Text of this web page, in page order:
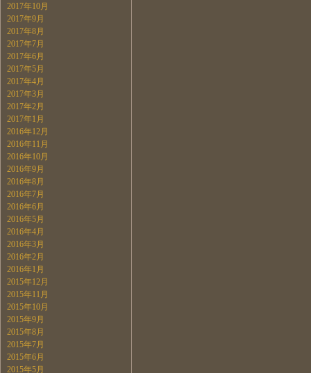
2017年10月
2017年9月
2017年8月
2017年7月
2017年6月
2017年5月
2017年4月
2017年3月
2017年2月
2017年1月
2016年12月
2016年11月
2016年10月
2016年9月
2016年8月
2016年7月
2016年6月
2016年5月
2016年4月
2016年3月
2016年2月
2016年1月
2015年12月
2015年11月
2015年10月
2015年9月
2015年8月
2015年7月
2015年6月
2015年5月